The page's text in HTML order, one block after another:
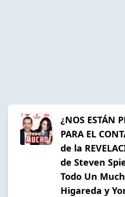
¿NOS ESTÁN
PARA EL
de la
de Steven
Todo Un
Higareda y